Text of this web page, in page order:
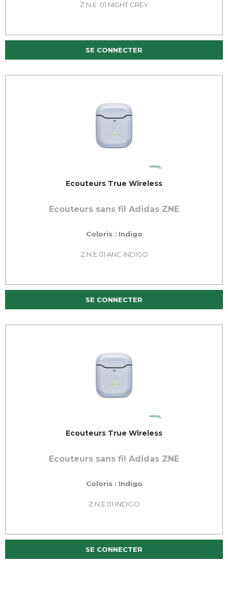
Z.N.E. 01 NIGHT GREY
SE CONNECTER
Ecouteurs True Wireless
Ecouteurs sans fil Adidas ZNE
Coloris : Indigo
Z.N.E.01 ANC INDIGO
SE CONNECTER
Ecouteurs True Wireless
Ecouteurs sans fil Adidas ZNE
Coloris : Indigo
Z.N.E.01 INDIGO
SE CONNECTER